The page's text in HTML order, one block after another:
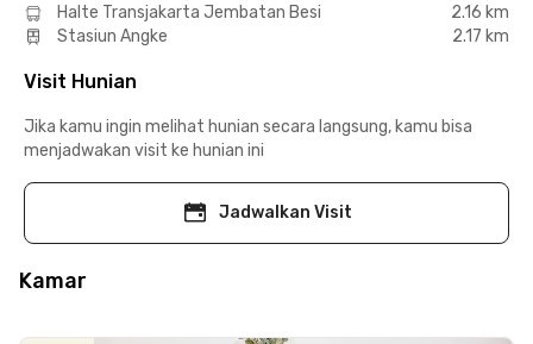
Halte Transjakarta Jembatan Besi
2.16 km
Stasiun Angke
2.17 km
Visit Hunian
Jika kamu ingin melihat hunian secara langsung, kamu bisa
menjadwakan visit ke hunian ini
Jadwalkan Visit
Kamar